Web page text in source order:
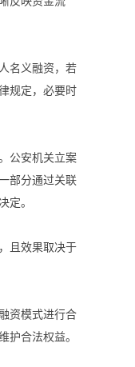
名义融资，若
规定，必要时
公安机关立案
部分通过关联
定。
且效果取决于
资模式进行合
护合法权益。